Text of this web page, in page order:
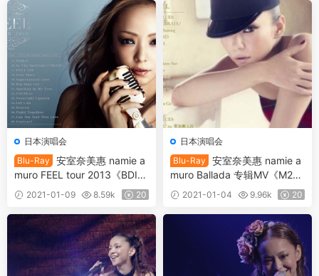
日本演唱会
Blu-Ray
安室奈美惠 namie a
muro FEEL tour 2013《BDIS
O 33.8G》
2021-01-09 8.59k 20
日本演唱会
Blu-Ray
安室奈美惠 namie a
muro Ballada 专辑MV《M2T
S 20.1G》
2021-01-04 9.96k 20